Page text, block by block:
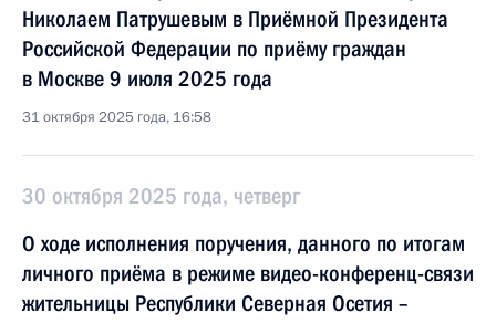
Николаем Патрушевым в Приёмной Президента
Российской Федерации по приёму граждан
в Москве 9 июля 2025 года
31 октября 2025 года, 16:58
30 октября 2025 года, четверг
О ходе исполнения поручения, данного по итогам
личного приёма в режиме видео-конференц-связи
жительницы Республики Северная Осетия –